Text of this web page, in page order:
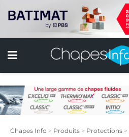
Chapes Info > Produits > Protections >